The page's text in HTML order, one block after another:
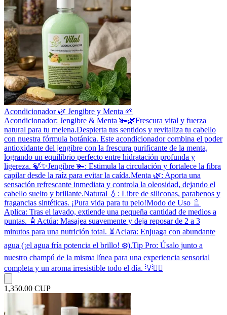
Acondicionador 🌿 Jengibre y Menta 🌱
Acondicionador: Jengibre & Menta 🫚🌿 ​Frescura vital y fuerza
natural para tu melena. ​Despierta tus sentidos y revitaliza tu cabello
con nuestra fórmula botánica. Este acondicionador combina el poder
antioxidante del jengibre con la frescura purificante de la menta,
logrando un equilibrio perfecto entre hidratación profunda y
ligereza. 🍃✨ ​Jengibre 🫚: Estimula la circulación y fortalece la fibra
capilar desde la raíz para evitar la caída. ​Menta 🌿: Aporta una
sensación refrescante inmediata y controla la oleosidad, dejando el
cabello suelto y brillante. ​Natural 💧: Libre de siliconas, parabenos y
fragancias sintéticas. ¡Pura vida para tu pelo! ​Modo de Uso 🚿 ​
Aplica: Tras el lavado, extiende una pequeña cantidad de medios a
puntas. 🧴 ​Actúa: Masajea suavemente y deja reposar de 2 a 3
minutos para una nutrición total. ⏳ ​Aclara: Enjuaga con abundante
agua (¡el agua fría potencia el brillo! ❄️). ​Tip Pro: Úsalo junto a
nuestro champú de la misma línea para una experiencia sensorial
completa y un aroma irresistible todo el día. 💡🧖‍♀️
1,350.00 CUP